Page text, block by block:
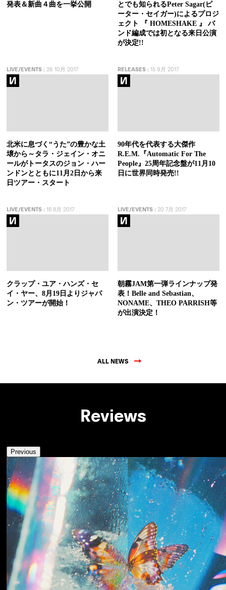
発表＆新曲４曲を一挙公開
とでも知られるPeter Sagar(ピ
ーター・セイガー)によるプロジ
ェクト 『 HOMESHAKE 』 バ
ンド編成では初となる来日公演
が決定!!
LIVE/EVENTS : 26 10月 2017
北米に息づく“うた”の豊かな土
壌から～タラ・ジェイン・オニ
ールがトータスのジョン・ハー
ンドンとともに11月2日から来
日ツアー・スタート
RELEASES:15 9月 2017
90年代を代表する大傑作
R.E.M.『Automatic For The
People』25周年記念盤が11月10
日に世界同時発売!!
LIVE/EVENTS : 18 8月 2017
クラップ・ユア・ハンズ・セ
イ・ヤー、8月19日よりジャパ
ン・ツアーが開始！
LIVE/EVENTS:20 7月 2017
朝霧JAM第一弾ラインナップ発
表！Belle and Sebastian、
NONAME、THEO PARRISH等
が出演決定！
ALL NEWS
Reviews
Previous